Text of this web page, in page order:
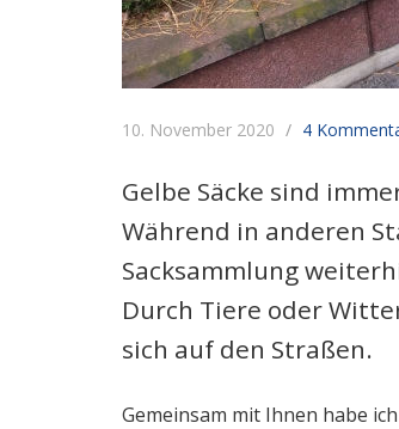
10. November 2020 4
Gelbe Säcke sind
Während in anderen
Sacksammlung
Durch Tiere oder
sich auf den Straßen.
Gemeinsam mit Ihnen habe